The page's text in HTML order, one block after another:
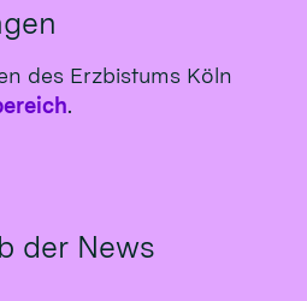
des Erzbistums Köln
.
der News